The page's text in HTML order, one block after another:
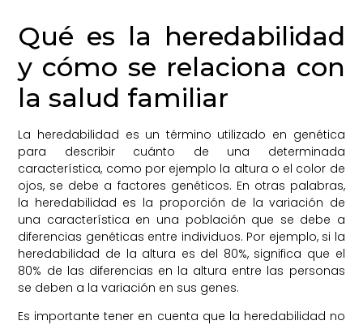
Qué es la heredabilidad
y cómo se relaciona con
la salud familiar
La heredabilidad es un término utilizado en genética
para describir cuánto de una determinada
característica, como por ejemplo la altura o el color de
ojos, se debe a factores genéticos. En otras palabras,
la heredabilidad es la proporción de la variación de
una característica en una población que se debe a
diferencias genéticas entre individuos. Por ejemplo, si la
heredabilidad de la altura es del 80%, significa que el
80% de las diferencias en la altura entre las personas
se deben a la variación en sus genes.
Es importante tener en cuenta que la heredabilidad no